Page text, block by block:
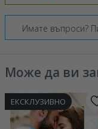
Може да ви
ЕКСКЛУЗИВНО